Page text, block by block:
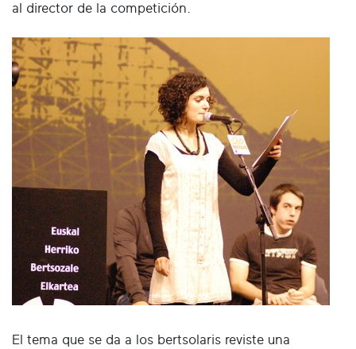
al director de la competición.
El tema que se da a los bertsolaris reviste una